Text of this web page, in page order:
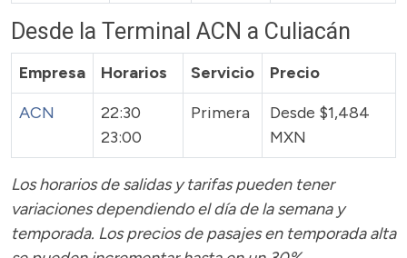
Desde la Terminal ACN a Culiacán
Empresa Horarios Servicio
Precio
ACN
22:30
23:00
Primera
Desde $1,484
MXN
Los horarios de salidas y tarifas pueden tener
variaciones dependiendo el día de la semana y
temporada. Los precios de pasajesen temporada alta